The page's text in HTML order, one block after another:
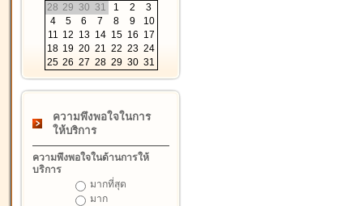
28 29 30 31 1 2
3
4
5 6 7 8 9
10
11 12 13 14 15 16 17
18 19 20 21 22 23 24
25 26 27 28 29 30 31
ความพึงพอใจในการ
ให้บริการ
ความพึงพอใจในด้านการให้
บริการ
มากที่สุด
มาก